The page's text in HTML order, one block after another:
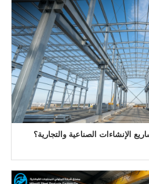
الإنشاءات الصناعية والتجارية؟